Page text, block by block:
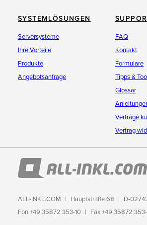
SYSTEMLÖSUNGEN
Serversysteme
Ihre Vorteile
Produkte
Angebotsanfrage
FAQ
Kontakt
Formulare
Tipps &
Glossar
Verträge
Vertrag
ALL-INKL.COM Hauptstraße 68
D-
Fon +49 35872 353-10
Fax +49 35872